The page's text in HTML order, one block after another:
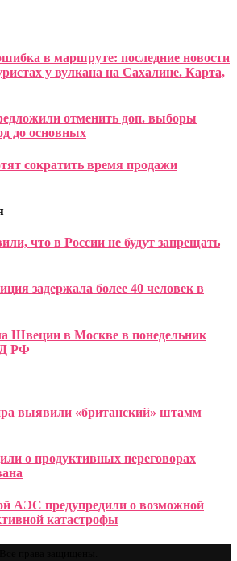
в маршруте: последние новости
у вулкана на Сахалине. Карта,
отменить доп. выборы
до основных
сократить время продажи
что в России не будут запрещать
задержала более 40 человек в
Швеции в Москве в понедельник
РФ
выявили «британский» штамм
о продуктивных переговорах
АЭС предупредили о возможной
катастрофы